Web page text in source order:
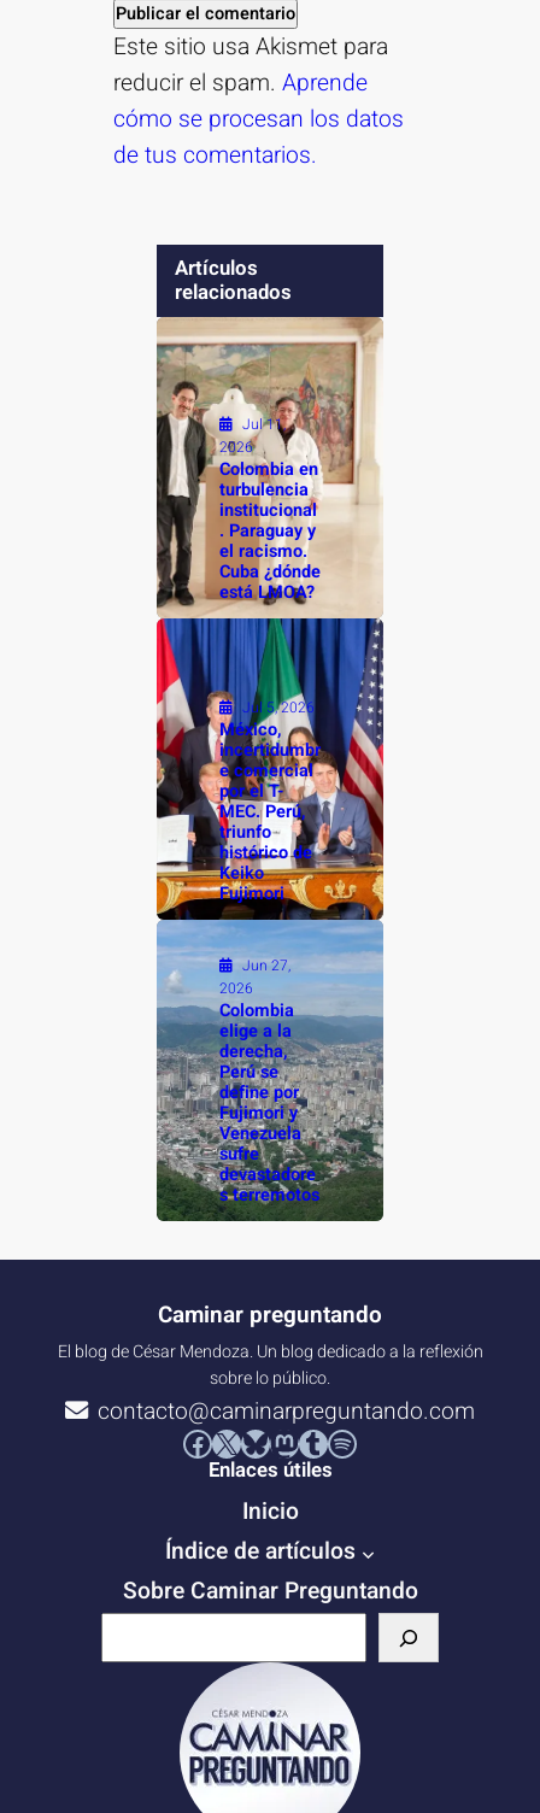
Este sitio usa Akismet para
reducir el spam.Aprende
cómo se procesan los datos
de tus comentarios.
Artículos
relacionados
Jul 11,
2026
Colombia en
turbulencia
institucional
. Paraguay y
el racismo.
Cuba ¿dónde
está LMOA?
Jul 5, 2026
México,
incertidumbr
e comercial
por el T-
MEC. Perú,
triunfo
histórico de
Keiko
Fujimori
Jun 27,
2026
Colombia
elige a la
derecha,
Perú se
define por
Fujimori y
Venezuela
sufre
devastadore
s terremotos
Caminar preguntando
El blog de César Mendoza. Un blog dedicado a la reflexión
sobre lo público.
contacto@caminarpreguntando.com
Facebook X Bluesky Mastodon Tumblr Spotify
Enlaces útiles
Inicio
Índice de artículos
Sobre Caminar Preguntando
u